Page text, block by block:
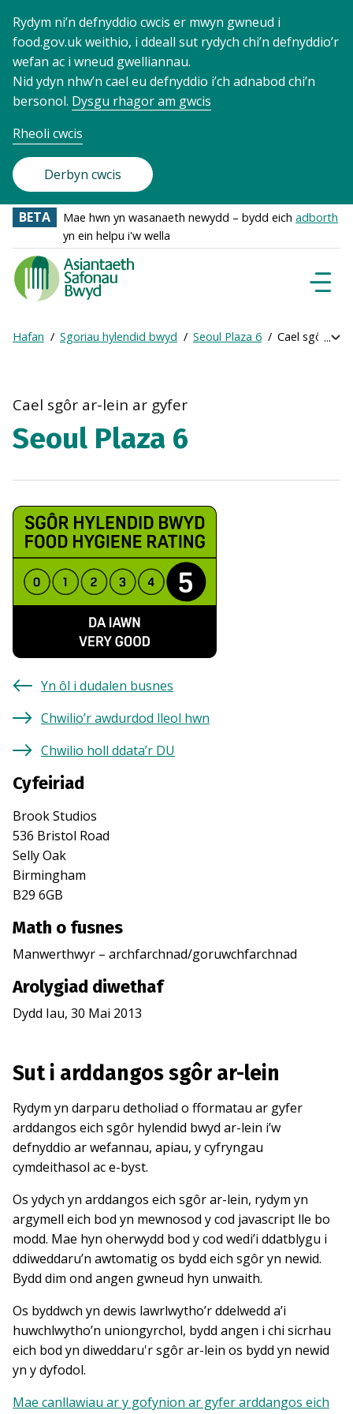
Rydym ni’n defnyddio cwcis er mwyn gwneud i
food.gov.uk weithio, i ddeall sut rydych chi’n defnyddio’r
wefan ac i wneud gwelliannau.
Nid ydyn nhw’n cael eu defnyddio i’ch adnabod chi’n
bersonol. Dysgu rhagor am gwcis
Rheoli cwcis
Derbyn cwcis
BETA Mae hwn yn wasanaeth newydd – bydd eich adborth
yn ein helpu i'w wella
Food
Standards
Agency
Frontpage
Breadcrumb
Hafan Sgoriau hylendid bwyd Seoul Plaza 6 Cael sgôr ar-
Cael sgôr ar-lein ar gyfer
Seoul Plaza 6
Yn ôl i dudalen busnes
Chwilio’r awdurdod lleol hwn
Chwilio holl ddata’r DU
Cyfeiriad
Brook Studios
536 Bristol Road
Selly Oak
Birmingham
B29 6GB
Math o fusnes
Manwerthwyr – archfarchnad/goruwchfarchnad
Arolygiad diwethaf
Dydd Iau, 30 Mai 2013
Sut i arddangos sgôr ar-lein
Rydym yn darparu detholiad o fformatau ar gyfer
arddangos eich sgôr hylendid bwyd ar-lein i’w
defnyddio ar wefannau, apiau, y cyfryngau
cymdeithasol ac e-byst.
Os ydych yn arddangos eich sgôr ar-lein, rydym yn
argymell eich bod yn mewnosod y cod javascript lle bo
modd. Mae hyn oherwydd bod y cod wedi’i ddatblygu i
ddiweddaru’n awtomatig os bydd eich sgôr yn newid.
Bydd dim ond angen gwneud hyn unwaith.
Os byddwch yn dewis lawrlwytho’r ddelwedd a’i
huwchlwytho’n uniongyrchol, bydd angen i chi sicrhau
eich bod yn diweddaru'r sgôr ar-lein os bydd yn newid
yn y dyfodol.
Mae canllawiau ar y gofynion ar gyfer arddangos eich